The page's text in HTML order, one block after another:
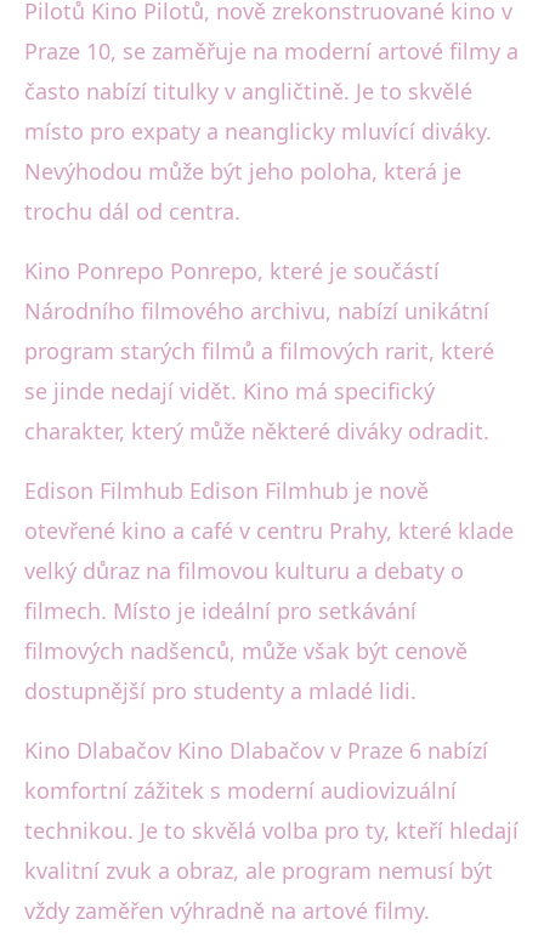
Pilotů Kino Pilotů, nově zrekonstruované kino v
Praze 10, se zaměřuje na moderní artové filmy a
často nabízí titulky v angličtině. Je to skvělé
místo pro expaty a neanglicky mluvící diváky.
Nevýhodou může být jeho poloha, která je
trochu dál od centra.
Kino Ponrepo Ponrepo, které je součástí
Národního filmového archivu, nabízí unikátní
program starých filmů a filmových rarit, které
se jinde nedají vidět. Kino má specifický
charakter, který může některé diváky odradit.
Edison Filmhub Edison Filmhub je nově
otevřené kino a café v centru Prahy, které klade
velký důraz na filmovou kulturu a debaty o
filmech. Místo je ideální pro setkávání
filmových nadšenců, může však být cenově
dostupnější pro studenty a mladé lidi.
Kino Dlabačov Kino Dlabačov v Praze 6 nabízí
komfortní zážitek s moderní audiovizuální
technikou. Je to skvělá volba pro ty, kteří hledají
kvalitní zvuk a obraz, ale program nemusí být
vždy zaměřen výhradně na artové filmy.